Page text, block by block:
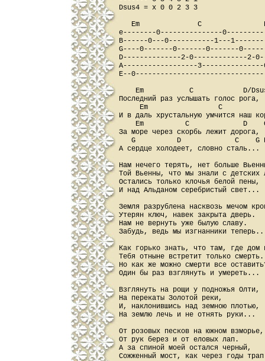
Dsus4 = x 0 0 2 3 3
Em              C
e--------0---------------
B------0---0-----------1---
G----0-------0-------0-------
D--------------2-0-------------
A------------------
E--
Em           C            D/
Последний раз услышать голос рога,
Em                 C
И в даль хрустальную умчится наш
Em          C             D
За море через скорбь лежит дорога,
G          D             C    G
А сердце холодеет, словно сталь...
Нам нечего терять, нет больше
Той Вьенны, что мы знали с детских
Остались только клочья белой пены,
И над Альданом серебристый свет...
Земля разрублена насквозь мечом
Утерян ключ, навек закрыта дверь.
Нам не вернуть уже былую славу.
Забудь, ведь мы изгнанники
Как горько знать, что там, где дом
Тебя отныне встретит только смерть.
Но как же можно смерти все
Один бы раз взглянуть и умереть...
Взглянуть на рощи у подножья Олти,
На перекаты Золотой реки,
И, наклонившись над земною плотью,
На землю лечь и не отнять руки...
От розовых песков на южном взморье,
От рук берез и от еловых лап.
А за спиной моей остался черный,
Сожженный мост, как через годы